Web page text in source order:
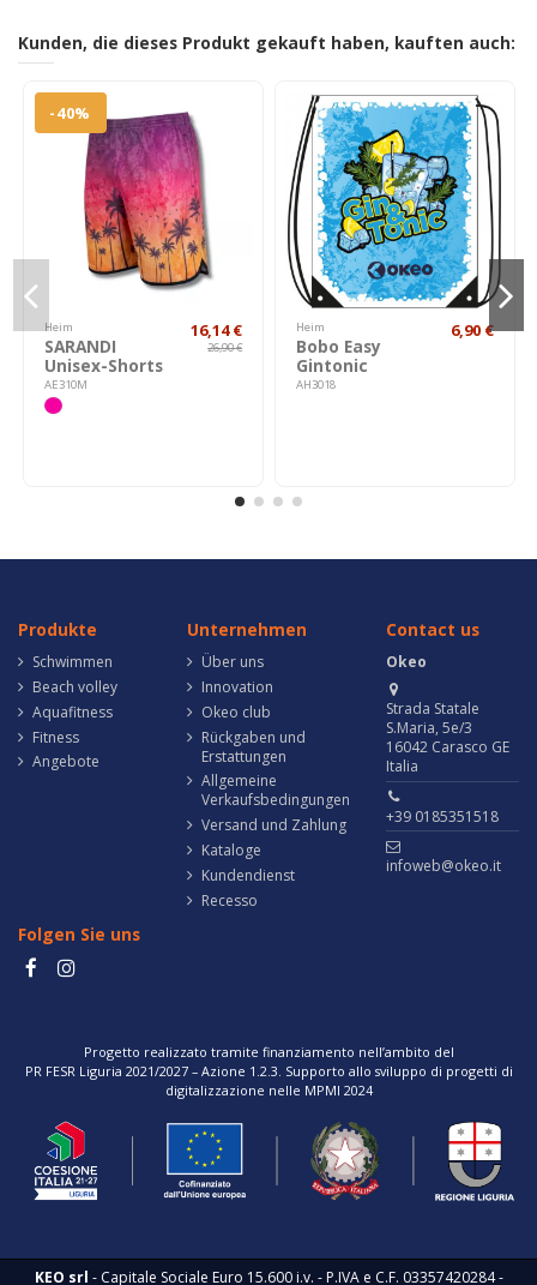
Kunden, die dieses Produkt gekauft haben, kauften auch:
-40%
Heim
SARANDI
Unisex-Shorts
AE310M
16,14 €
26,90 €
Heim
Bobo Easy
Gintonic
AH3018
6,90 €
Produkte
Schwimmen
Beach volley
Aquafitness
Fitness
Angebote
Unternehmen
Über uns
Innovation
Okeo club
Rückgaben und
Erstattungen
Allgemeine
Verkaufsbedingungen
Versand und Zahlung
Kataloge
Kundendienst
Recesso
Contact us
Okeo
Strada Statale
S.Maria, 5e/3
16042 Carasco GE
Italia
+39 0185351518
infoweb@okeo.it
Folgen Sie uns
Progetto realizzato tramite finanziamento nell’ambito del
PR FESR Liguria 2021/2027 – Azione 1.2.3. Supporto allo sviluppo di progetti di
digitalizzazione nelle MPMI 2024
KEO srl - Capitale Sociale Euro 15.600 i.v. - P.IVA e C.F. 03357420284 -